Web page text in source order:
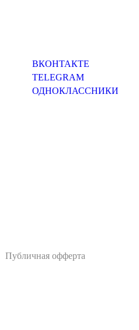
ВКОНТАКТЕ
TELEGRAM
ОДНОКЛАССНИКИ
Публичная офферта